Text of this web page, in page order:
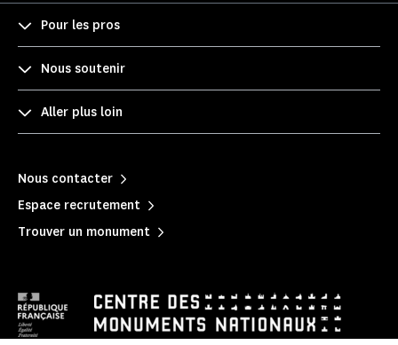
Pour les pros
Nous soutenir
Aller plus loin
Nous contacter
Espace recrutement
Trouver un monument